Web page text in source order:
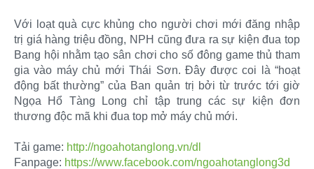
Với loạt quà cực khủng cho người chơi mới đăng nhập
trị giá hàng triệu đồng, NPH cũng đưa ra sự kiện đua top
Bang hội nhằm tạo sân chơi cho số đông game thủ tham
gia vào máy chủ mới Thái Sơn. Đây được coi là “hoạt
động bất thường” của Ban quản trị bởi từ trước tới giờ
Ngọa Hổ Tàng Long chỉ tập trung các sự kiện đơn
thương độc mã khi đua top mở máy chủ mới.
Tải game: http://ngoahotanglong.vn/dl
Fanpage: https://www.facebook.com/ngoahotanglong3d